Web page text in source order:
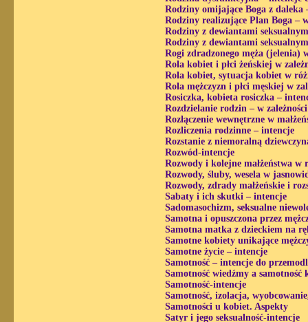
Rodziny omijające Boga z
Rodziny realizujące Plan Boga –
Rodziny z dewiantami
Rodziny z dewiantami
Rogi zdradzonego męża (jelenia)
Rola kobiet i płci żeńskiej w
Rola kobiet, sytuacja kobiet w
Rola mężczyzn i płci męskiej w
Rosiczka, kobieta rosiczka –
Rozdzielanie rodzin – w
Rozłączenie wewnętrzne w
Rozliczenia rodzinne – intencje
Rozstanie z niemoralną
Rozwód-intencje
Rozwody i kolejne małżeństwa
Rozwody, śluby, wesela w
Rozwody, zdrady małżeńskie i
Sabaty i ich skutki – intencje
Sadomasochizm, seksualne
Samotna i opuszczona przez
Samotna matka z dzieckiem na
Samotne kobiety unikające
Samotne życie – intencje
Samotność – intencje do
Samotność wiedźmy a samotność
Samotność-intencje
Samotność, izolacja,
Samotności u kobiet. Aspekty
Satyr i jego seksualność-intencje